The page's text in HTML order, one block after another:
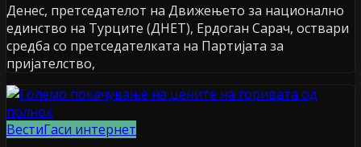
Денес, претседателот на Движењето за национално
единство на Турците (ДНЕТ), Ердоган Сарач, оствари
средба со претседателката на Партијата за
пријателство,
ВестиГаси интернет